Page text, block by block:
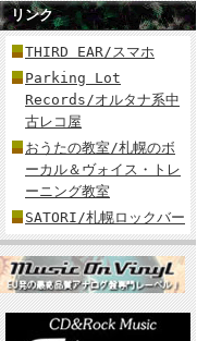
リンク
THIRD EAR/スマホ
Parking Lot
Records/オルタナ系中
古レコ屋
おうたの教室/札幌のボ
ーカル＆ヴォイス・トレ
ーニング教室
SATORI/札幌ロックバー